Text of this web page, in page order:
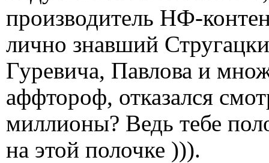
производитель НФ-
лично знавший
Гуревича, Павлова и
аффтороф, отказался
миллионы? Ведь тебе
на этой полочке ))).